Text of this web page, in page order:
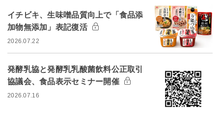
イチビキ、生味噌品質向上で「食品添
加物無添加」表記復活
2026.07.22
発酵乳協と発酵乳乳酸菌飲料公正取引
協議会、食品表示セミナー開催
2026.07.16